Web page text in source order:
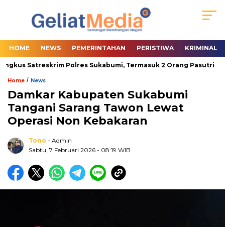
HOME NEWS PEMERINTAHAN PERISTIWA KRIMINAL
Satreskrim Polres Sukabumi, Termasuk 2 Orang Pasutri
Home / News
Damkar Kabupaten Sukabumi
Tangani Sarang Tawon Lewat
Operasi Non Kebakaran
Tono - Admin
Sabtu, 7 Februari 2026 - 08:19 WIB